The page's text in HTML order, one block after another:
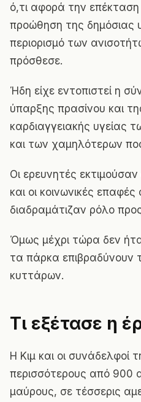
ό,τι αφορά την
προώθηση της δημόσιας
περιορισμό των
πρόσθεσε.
Ήδη είχε εντοπιστεί η
ύπαρξης πρασίνου και
καρδιαγγειακής
και των χαμηλότερων
Οι ερευνητές
και οι κοινωνικές
διαδραμάτιζαν ρόλο
Όμως μέχρι τώρα δεν
τα πάρκα επιβραδύνουν
κυττάρων.
Τι εξέτασε η
Η Κιμ και οι
περισσότερους από 900
μαύρους, σε τέσσερις